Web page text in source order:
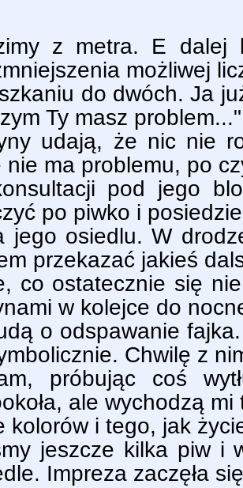
z metra. E dalej
możliwej
do dwóch. Ja
Ty masz
udają, że nic nie
nie ma problemu, po
pod jego
po piwko i
jego osiedlu. W
przekazać jakieś
co ostatecznie się
w kolejce do
o odspawanie
Chwilę z
próbując coś
ale wychodzą mi
kolorów i tego, jak
jeszcze kilka piw i
Impreza zaczęła